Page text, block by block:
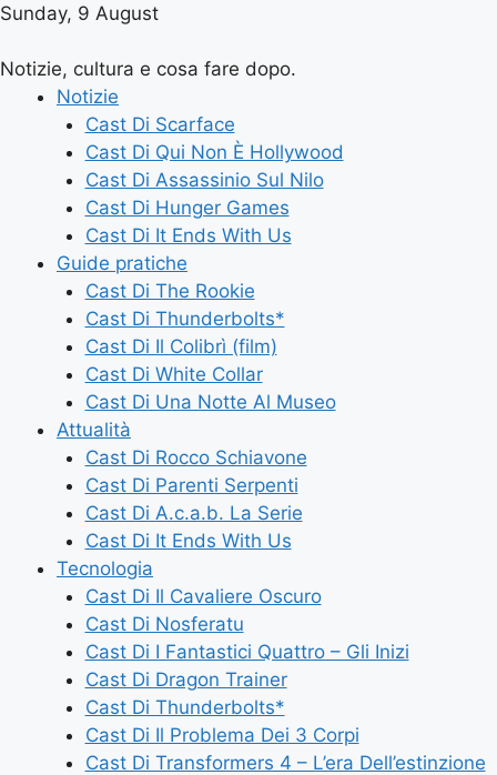
Sunday, 9 August
Notizie, cultura e cosa fare dopo.
Notizie
Cast Di Scarface
Cast Di Qui Non È Hollywood
Cast Di Assassinio Sul Nilo
Cast Di Hunger Games
Cast Di It Ends With Us
Guide pratiche
Cast Di The Rookie
Cast Di Thunderbolts*
Cast Di Il Colibrì (film)
Cast Di White Collar
Cast Di Una Notte Al Museo
Attualità
Cast Di Rocco Schiavone
Cast Di Parenti Serpenti
Cast Di A.c.a.b. La Serie
Cast Di It Ends With Us
Tecnologia
Cast Di Il Cavaliere Oscuro
Cast Di Nosferatu
Cast Di I Fantastici Quattro – Gli Inizi
Cast Di Dragon Trainer
Cast Di Thunderbolts*
Cast Di Il Problema Dei 3 Corpi
Cast Di Transformers 4 – L’era Dell’estinzione